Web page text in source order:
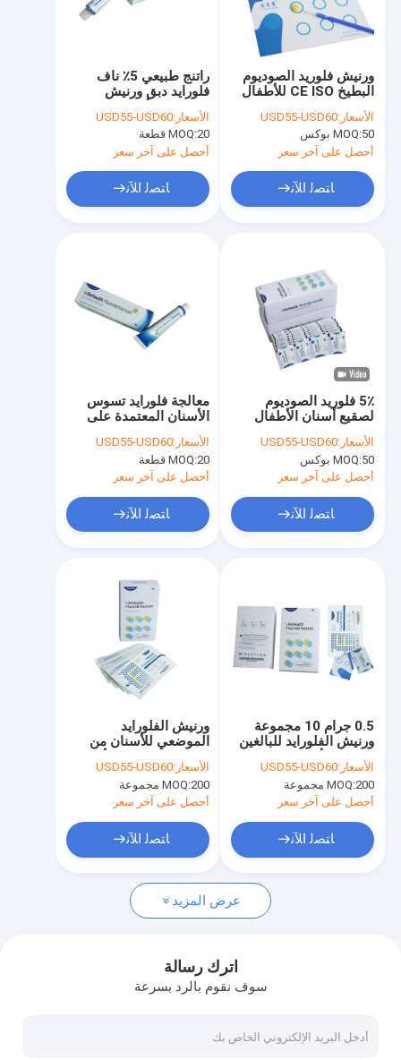
حولنا
جولة في المصنع
اتصل بنا
أخبار
ورنيش الفلورايد للأسنان
ورنيش فلوريد الصوديوم
الأطفال الفلوريد ورنيش
طلاء الأسنان للأسنان الحساسة
راتنج طبيعي 5٪ ناف
فلورايد دبق ورنيش
حساسية الأسنان CE
الأسعار:USD55-USD60
MOQ:20 قطعة
أحصل على آخر سعر
ﺎﺘﺼﻟ ﺍﻶﻧ
ورنيش فلوريد الصوديوم
البطيخ CE ISO للأطفال
والكبار
الأسعار:USD55-USD60
MOQ:50 بوكس
أحصل على آخر سعر
ﺎﺘﺼﻟ ﺍﻶﻧ
معالجة فلورايد تسوس
الأسنان المعتمدة على
الراتنج 10 جم
الأسعار:USD55-USD60
MOQ:20 قطعة
أحصل على آخر سعر
ﺎﺘﺼﻟ ﺍﻶﻧ
5٪ فلوريد الصوديوم
لصقيع أسنان الأطفال
الأسعار:USD55-USD60
MOQ:50 بوكس
أحصل على آخر سعر
ﺎﺘﺼﻟ ﺍﻶﻧ
ورنيش الفلورايد
الموضعي للأسنان من
الراتينج الطبيعي للأطفال
10 مجموعة نكهة حلوة
الأسعار:USD55-USD60
MOQ:200 مجموعة
أحصل على آخر سعر
ﺎﺘﺼﻟ ﺍﻶﻧ
0.5 جرام 10 مجموعة
ورنيش الفلورايد للبالغين
تسوس الأسنان التجفيف
السريع
الأسعار:USD55-USD60
MOQ:200 مجموعة
أحصل على آخر سعر
ﺎﺘﺼﻟ ﺍﻶﻧ
عرض المزيد
اترك رسالة
سوف نقوم بالرد بسرعة